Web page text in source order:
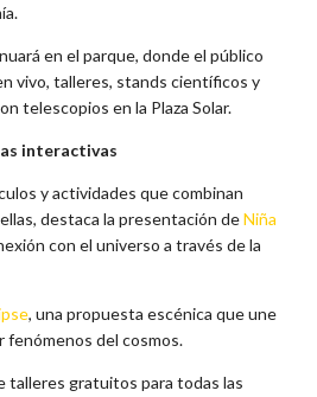
en el parque, donde el público
vivo, talleres, stands científicos y
telescopios en la Plaza Solar.
interactivas
y actividades que combinan
destaca la presentación deNiña
con el universo a través de la
, una propuesta escénica que une
fenómenos del cosmos.
talleres gratuitos para todas las